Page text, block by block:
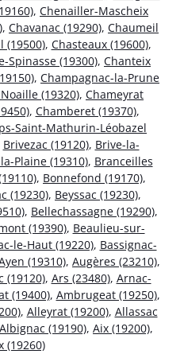
, Chenailler-Mascheix
, Chavanac (19290), Chaumeil
(19500), Chasteaux (19600),
Spinasse (19300), Chanteix
, Champagnac-la-Prune
(19320), Chameyrat
, Chamberet (19370),
Saint-Mathurin-Léobazel
Brivezac (19120), Brive-la-
Plaine (19310), Branceilles
, Bonnefond (19170),
(19230), Beyssac (19230),
, Bellechassagne (19290),
(19390), Beaulieu-sur-
le-Haut (19220), Bassignac-
(19310), Augères (23210),
(19120), Ars (23480), Arnac-
(19400), Ambrugeat (19250),
, Alleyrat (19200), Allassac
Albignac (19190), Aix (19200),
(19260)